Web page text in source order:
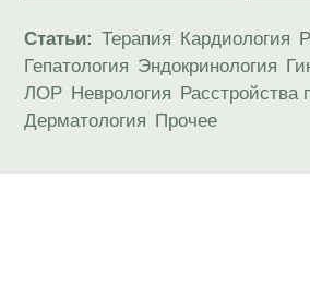
Статьи: Терапия Кардиология
Гепатология Эндокринология
ЛОР Неврология Расстройства
Дерматология Прочее